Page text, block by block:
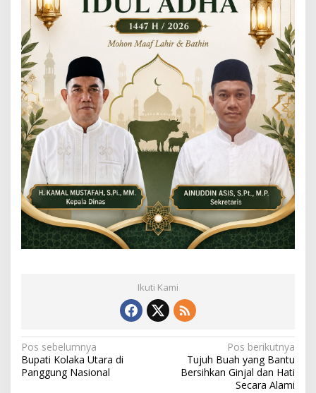
Ikuti Kami
N
a
Pos sebelumnya
Bupati Kolaka Utara di
Panggung Nasional
Pos berikutnya
Tujuh Buah yang Bantu
Bersihkan Ginjal dan Hati
Secara Alami